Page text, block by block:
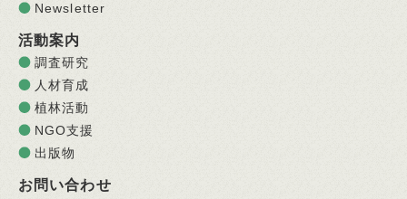
Newsletter
活動案内
調査研究
人材育成
植林活動
NGO支援
出版物
お問い合わせ